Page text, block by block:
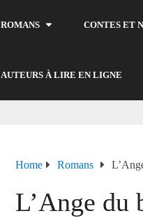
ROMANS CONTES ET
AUTEURS À LIRE EN LIGNE
Home Romans
L’Ange du